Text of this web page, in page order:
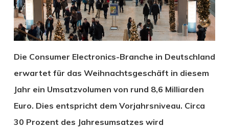
Die Consumer Electronics-Branche in Deutschland
erwartet für das Weihnachtsgeschäft in diesem
Jahr ein Umsatzvolumen von rund 8,6 Milliarden
Euro. Dies entspricht dem Vorjahrsniveau. Circa
30 Prozent des Jahresumsatzes wird